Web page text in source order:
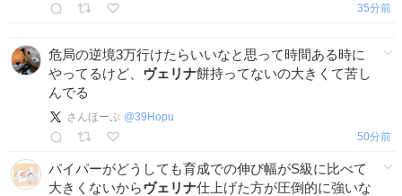
35分前
危局の逆境3万行けたらいいなと思って時間ある時に
やってるけど、 ヴェリナ餅持ってないの大きくて苦し
んでる
さんほーぷ @39Hopu
50分前
パイパーがどうしても育成での伸び幅がS級に比べて
大きくないからヴェリナ仕上げた方が圧倒的に強いな